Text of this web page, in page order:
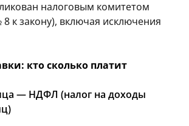
налоговым комитетом
к закону), включая исключения
кто сколько платит
— НДФЛ (налог на доходы